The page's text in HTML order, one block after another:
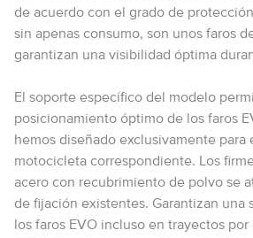
de acuerdo con el grado de
sin apenas consumo, son unos faros
garantizan una visibilidad óptima
El soporte específico del modelo
posicionamiento óptimo de los faros
hemos diseñado exclusivamente para
motocicleta correspondiente. Los
acero con recubrimiento de polvo se
de fijación existentes. Garantizan una
los faros EVO incluso en trayectos